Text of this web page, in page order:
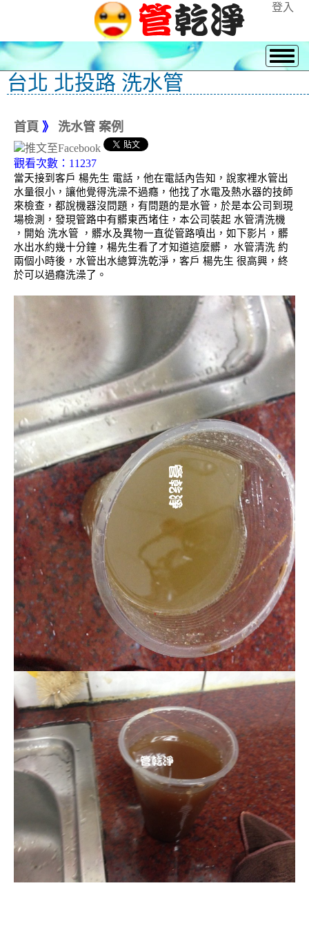
登入
台北 北投路 洗水管
首頁 》 洗水管 案例
觀看次數：11237
當天接到客戶 楊先生 電話，他在電話內告知，說家裡水管出
水量很小，讓他覺得洗澡不過癮，他找了水電及熱水器的技師
來檢查，都說機器沒問題，有問題的是水管，於是本公司到現
場檢測，發現管路中有髒東西堵住，本公司裝起 水管清洗機
，開始 洗水管 ，髒水及異物一直從管路噴出，如下影片，髒
水出水約幾十分鐘，楊先生看了才知道這麼髒， 水管清洗 約
兩個小時後，水管出水總算洗乾淨，客戶 楊先生 很高興，終
於可以過癮洗澡了。